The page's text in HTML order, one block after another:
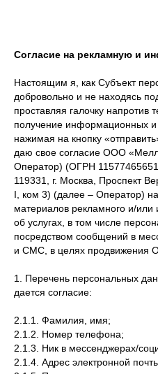
Согласие на рекламную и
Настоящим я, как Субъект
добровольно и не находясь
проставляя галочку напротив
получение информационных
нажимая на кнопку
даю свое согласие ООО
Оператор) (ОГРН
119331, г. Москва, Проспект
I, ком 3) (далее – Оператор)
материалов рекламного и/
об услугах, в том числе
посредством сообщений в
и СМС, в целях продвижения
1. Перечень персональных
дается согласие:
2.1.1. Фамилия, имя;
2.1.2. Номер телефона;
2.1.3. Ник в мессенджерах/
2.1.4. Адрес электронной